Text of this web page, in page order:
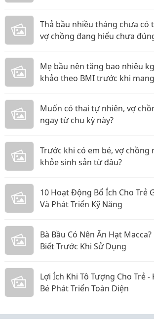
Thả bầu nhiều tháng chưa có
vợ chồng đang hiểu chưa
Mẹ bầu nên tăng bao nhiêu
khảo theo BMI trước khi
Muốn có thai tự nhiên, vợ
ngay từ chu kỳ này?
Trước khi có em bé, vợ chồng
khỏe sinh sản từ đâu?
10 Hoạt Động Bổ Ích Cho Trẻ
Và Phát Triển Kỹ Năng
Bà Bầu Có Nên Ăn Hạt
Biết Trước Khi Sử Dụng
Lợi Ích Khi Tô Tượng Cho Trẻ
Bé Phát Triển Toàn Diện